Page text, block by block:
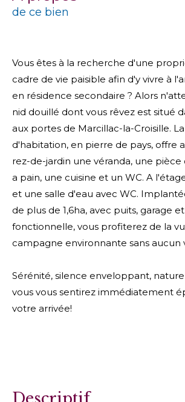
de ce bien
Vous êtes à la recherche d'une
cadre de vie paisible afin d'y vivre à
en résidence secondaire ? Alors
nid douillé dont vous rêvez est situé
aux portes de Marcillac-la-Croisille.
d'habitation, en pierre de pays, offre
rez-de-jardin une véranda, une pièce
a pain, une cuisine et un WC. A
et une salle d'eau avec WC.
de plus de 1,6ha, avec puits, garage
fonctionnelle, vous profiterez de la
campagne environnante sans aucun
Sérénité, silence enveloppant,
vous vous sentirez immédiatement
votre arrivée!